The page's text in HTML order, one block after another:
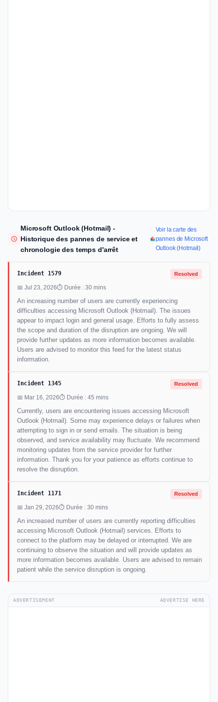
Microsoft Outlook (Hotmail) -
Historique des pannes de service et
chronologie des temps d'arrêt
Voir la carte des
pannes de Microsoft
Outlook (Hotmail)
Incident 1579 Resolved
📅 Jul 23, 2026⏱ Durée : 30 mins
An increasing number of users are currently experiencing
difficulties accessing Microsoft Outlook (Hotmail). The issues
appear to impact login and general usage. Efforts to fully assess
the scope and duration of the disruption are ongoing. We will
provide further updates as more information becomes available.
Users are advised to monitor this feed for the latest status
information.
Incident 1345 Resolved
📅 Mar 16, 2026⏱ Durée : 45 mins
Currently, users are encountering issues accessing Microsoft
Outlook (Hotmail). Some may experience delays or failures when
attempting to sign in or send emails. The situation is being
observed, and service availability may fluctuate. We recommend
monitoring updates from the service provider for further
information. Thank you for your patience as efforts continue to
resolve the disruption.
Incident 1171 Resolved
📅 Jan 29, 2026⏱ Durée : 30 mins
An increased number of users are currently reporting difficulties
accessing Microsoft Outlook (Hotmail) services. Efforts to
connect to the platform may be delayed or interrupted. We are
continuing to observe the situation and will provide updates as
more information becomes available. Users are advised to remain
patient while the service disruption is ongoing.
ADVERTISEMENT ADVERTISE HERE